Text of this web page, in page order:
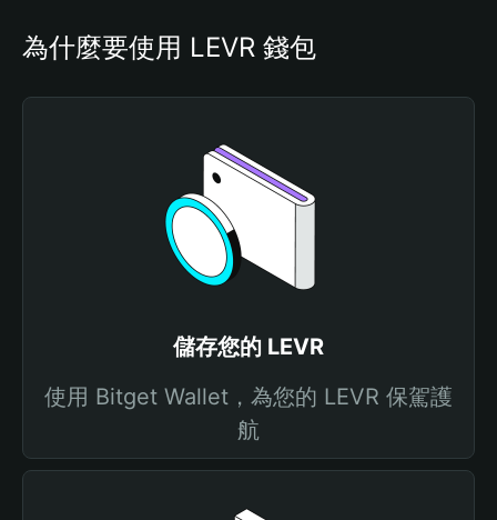
為什麼要使用 LEVR 錢包
儲存您的 LEVR
使用 Bitget Wallet，為您的 LEVR 保駕護
航